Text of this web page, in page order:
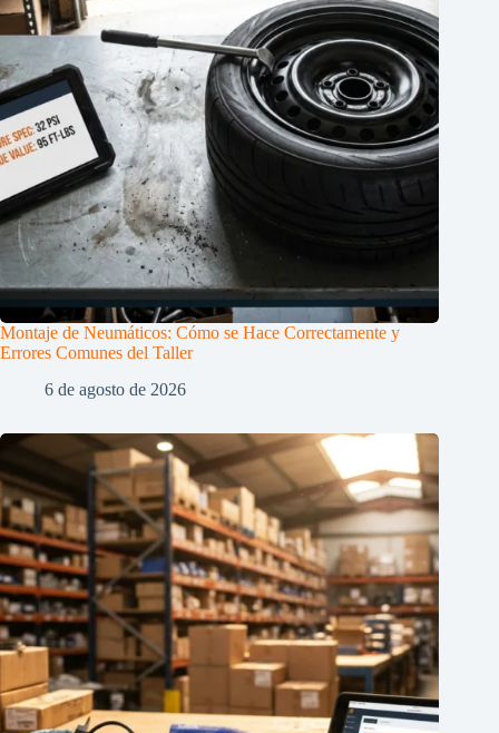
Montaje de Neumáticos: Cómo se Hace Correctamente y
Errores Comunes del Taller
6 de agosto de 2026